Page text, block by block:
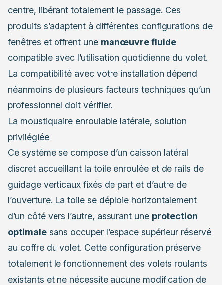
centre, libérant totalement le passage. Ces
produits s’adaptent à différentes configurations de
fenêtres et offrent une manœuvre fluide
compatible avec l’utilisation quotidienne du volet.
La compatibilité avec votre installation dépend
néanmoins de plusieurs facteurs techniques qu’un
professionnel doit vérifier.
La moustiquaire enroulable latérale, solution
privilégiée
Ce système se compose d’un caisson latéral
discret accueillant la toile enroulée et de rails de
guidage verticaux fixés de part et d’autre de
l’ouverture. La toile se déploie horizontalement
d’un côté vers l’autre, assurant une protection
optimale sans occuper l’espace supérieur réservé
au coffre du volet. Cette configuration préserve
totalement le fonctionnement des volets roulants
existants et ne nécessite aucune modification de